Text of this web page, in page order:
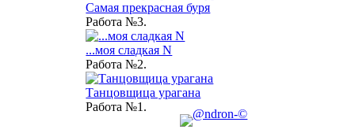
Самая прекрасная буря
Работа №3.
...моя сладкая N
Работа №2.
Танцовщица урагана
Работа №1.